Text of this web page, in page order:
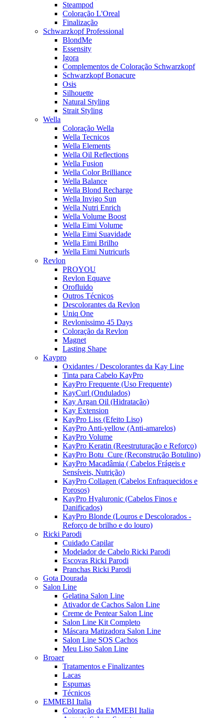
Steampod
Coloração L'Oreal
Finalização
Schwarzkopf Professional
BlondMe
Essensity
Igora
Complementos de Coloração Schwarzkopf
Schwarzkopf Bonacure
Osis
Silhouette
Natural Styling
Strait Styling
Wella
Coloração Wella
Wella Tecnicos
Wella Elements
Wella Oil Reflections
Wella Fusion
Wella Color Brilliance
Wella Balance
Wella Blond Recharge
Wella Invigo Sun
Wella Nutri Enrich
Wella Volume Boost
Wella Eimi Volume
Wella Eimi Suavidade
Wella Eimi Brilho
Wella Eimi Nutricurls
Revlon
PROYOU
Revlon Equave
Orofluido
Outros Técnicos
Descolorantes da Revlon
Uniq One
Revlonissimo 45 Days
Coloração da Revlon
Magnet
Lasting Shape
Kaypro
Oxidantes / Descolorantes da Kay Line
Tinta para Cabelo KayPro
KayPro Frequente (Uso Frequente)
KayCurl (Ondulados)
Kay Argan Oil (Hidratação)
Kay Extension
KayPro Liss (Efeito Liso)
KayPro Anti-yellow (Anti-amarelos)
KayPro Volume
KayPro Keratin (Reestruturação e Reforço)
KayPro Botu_Cure (Reconstrução Botulino)
KayPro Macadâmia ( Cabelos Frágeis e
Sensíveis, Nutrição)
KayPro Collagen (Cabelos Enfraquecidos e
Porosos)
KayPro Hyaluronic (Cabelos Finos e
Danificados)
KayPro Blonde (Louros e Descolorados -
Reforço de brilho e do louro)
Ricki Parodi
Cuidado Capilar
Modelador de Cabelo Ricki Parodi
Escovas Ricki Parodi
Pranchas Ricki Parodi
Gota Dourada
Salon Line
Gelatina Salon Line
Ativador de Cachos Salon Line
Creme de Pentear Salon Line
Salon Line Kit Completo
Máscara Matizadora Salon Line
Salon Line SOS Cachos
Meu Liso Salon Line
Broaer
Tratamentos e Finalizantes
Lacas
Espumas
Técnicos
EMMEBI Italia
Coloração da EMMEBI Italia